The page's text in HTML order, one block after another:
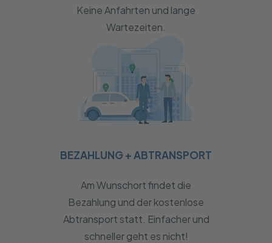
Keine Anfahrten und lange
Wartezeiten.
BEZAHLUNG + ABTRANSPORT
Am Wunschort findet die
Bezahlung und der kostenlose
Abtransport statt. Einfacher und
schneller geht es nicht!